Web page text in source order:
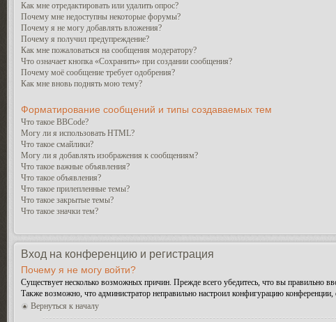
Как мне отредактировать или удалить опрос?
Почему мне недоступны некоторые форумы?
Почему я не могу добавлять вложения?
Почему я получил предупреждение?
Как мне пожаловаться на сообщения модератору?
Что означает кнопка «Сохранить» при создании сообщения?
Почему моё сообщение требует одобрения?
Как мне вновь поднять мою тему?
Форматирование сообщений и типы создаваемых тем
Что такое BBCode?
Могу ли я использовать HTML?
Что такое смайлики?
Могу ли я добавлять изображения к сообщениям?
Что такое важные объявления?
Что такое объявления?
Что такое прилепленные темы?
Что такое закрытые темы?
Что такое значки тем?
Вход на конференцию и регистрация
Почему я не могу войти?
Существует несколько возможных причин. Прежде всего убедитесь, что вы правильно
Также возможно, что администратор неправильно настроил конфигурацию конференции,
Вернуться к началу